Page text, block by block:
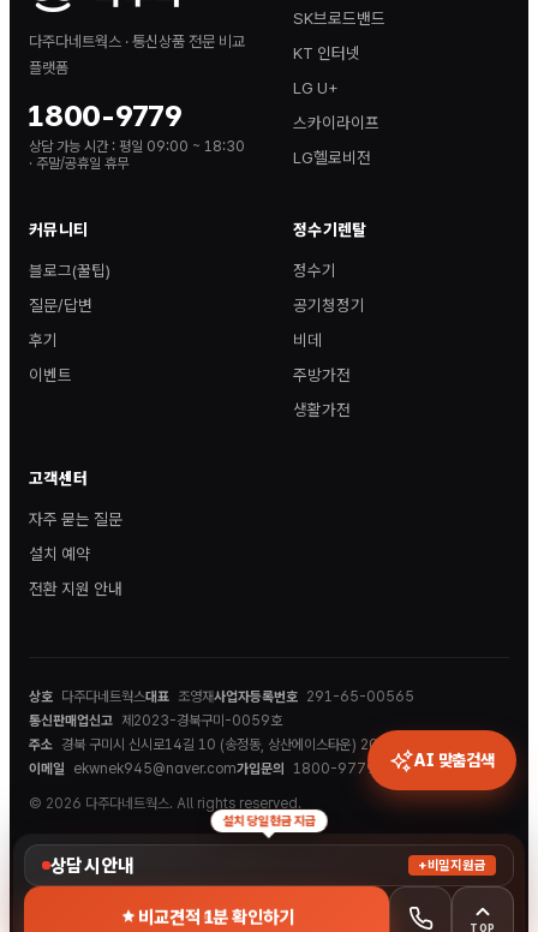
상담 시 안내 +비밀지원금
설치 당일 현금 지급
비교견적 1분 확인하기
TOP
다주다네트웍스 · 통신상품 전문 비교
플랫폼
1800-9779
상담 가능 시간 : 평일 09:00 ~ 18:30
· 주말/공휴일 휴무
SK브로드밴드
KT 인터넷
LG U+
스카이라이프
LG헬로비전
커뮤니티
블로그(꿀팁)
질문/답변
후기
이벤트
정수기렌탈
정수기
공기청정기
비데
주방가전
생활가전
고객센터
자주 묻는 질문
설치 예약
전환 지원 안내
상호 다주다네트웍스대표 조영재사업자등록번호 291-65-00565
통신판매업신고 제2023-경북구미-0059호
주소 경북 구미시 신시로14길 10 (송정동, 상산에이스타운) 202호
이메일
ekwnek945@naver.com가입문의 1800-9779
© 2026 다주다네트웍스. All rights reserved.
AI 맞춤검색